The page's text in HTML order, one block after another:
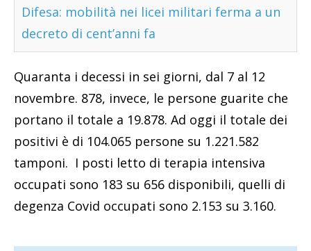
Difesa: mobilità nei licei militari ferma a un
decreto di cent’anni fa
Quaranta i decessi in sei giorni, dal 7 al 12
novembre. 878, invece, le persone guarite che
portano il totale a 19.878. Ad oggi il totale dei
positivi è di 104.065 persone su 1.221.582
tamponi. I posti letto di terapia intensiva
occupati sono 183 su 656 disponibili, quelli di
degenza Covid occupati sono 2.153 su 3.160.